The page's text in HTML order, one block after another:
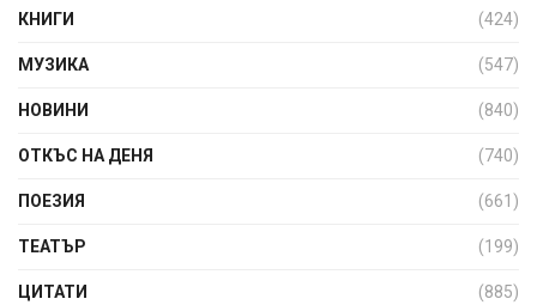
КНИГИ (424)
МУЗИКА (547)
НОВИНИ (840)
ОТКЪС НА ДЕНЯ (740)
ПОЕЗИЯ (661)
ТЕАТЪР (199)
ЦИТАТИ (885)